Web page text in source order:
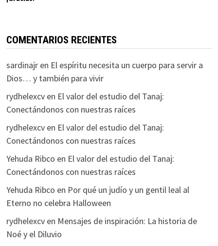
COMENTARIOS RECIENTES
sardinajren El espíritu necesita un cuerpo para servir a
Dios… y también para vivir
rydhelexcven El valor del estudio del Tanaj:
Conectándonos con nuestras raíces
rydhelexcven El valor del estudio del Tanaj:
Conectándonos con nuestras raíces
Yehuda Ribco en El valor del estudio del Tanaj:
Conectándonos con nuestras raíces
Yehuda Ribco en Por qué un judío y un gentil leal al
Eterno no celebra Halloween
rydhelexcven Mensajes de inspiración: La historia de
Noé y el Diluvio